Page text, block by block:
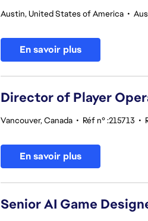
Austin, United States of America •
En savoir plus
Director of Player
Vancouver, Canada • Réf n° :215713 •
En savoir plus
Senior AI Game